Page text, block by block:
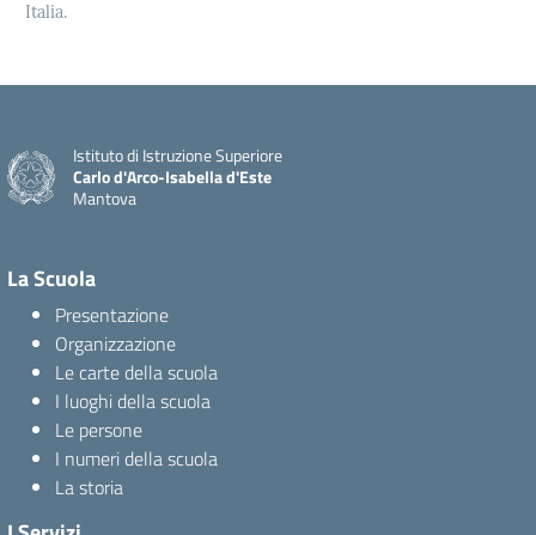
Italia.
Istituto di Istruzione Superiore
Carlo d'Arco-Isabella d'Este
Mantova
La Scuola
Presentazione
Organizzazione
Le carte della scuola
I luoghi della scuola
Le persone
I numeri della scuola
La storia